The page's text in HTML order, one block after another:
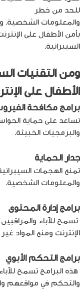
للحد من خطر
والمعلومات الشخصية.
بأمن الأطفال على
السيبرانية.
ومن التقنيات
الأطفال على
برامج مكافحة
تساعد على حماية
والبرمجيات الخبيثة.
جدار الحماية
تمنع الهجمات
والمعلومات الشخصية.
برامج إدارة المحتوى
تسمح للآباء
الإنترنت ومنع المواد
برامج التحكم الأبوي
هذه البرامج تسمح
والتحكم في مواقعهم